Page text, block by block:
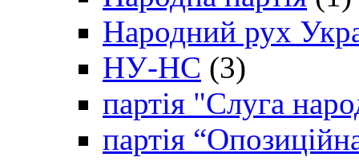
Народний рух
НУ-НС (3)
партія "Слуга
партія